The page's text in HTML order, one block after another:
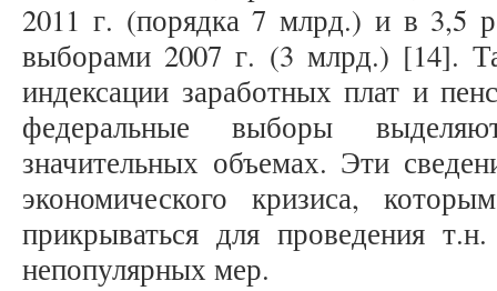
2011 г. (порядка 7 млрд.) и в 3,5
выборами 2007 г. (3 млрд.) [14].
индексации заработных плат и
федеральные выборы
значительных объемах. Эти
экономического кризиса,
прикрываться для проведения
непопулярных мер.